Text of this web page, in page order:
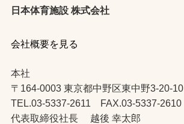
日本体育施設 株式会社
会社概要を見る
本社
〒164-0003 東京都中野区東中野3-20-10
TEL.03-5337-2611 FAX.03-5337-2610
代表取締役社長 越後 幸太郎